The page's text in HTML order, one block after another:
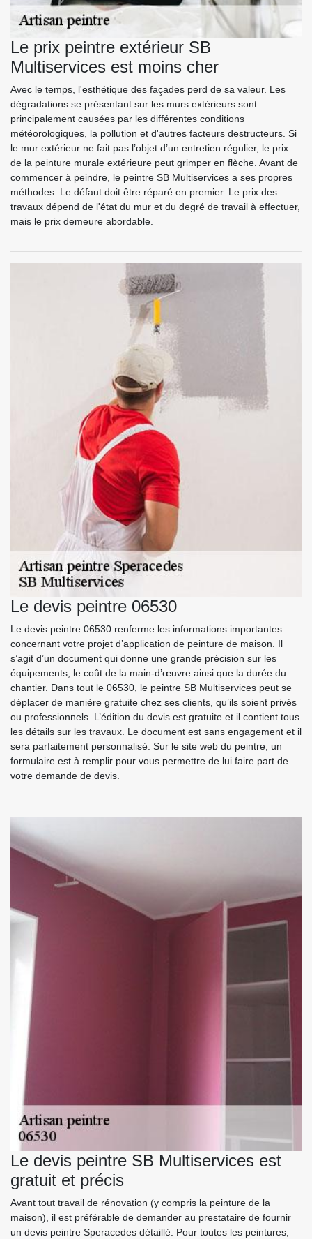
Le prix peintre extérieur SB
Multiservices est moins cher
Avec le temps, l'esthétique des façades perd de sa valeur. Les
dégradations se présentant sur les murs extérieurs sont
principalement causées par les différentes conditions
météorologiques, la pollution et d'autres facteurs destructeurs. Si
le mur extérieur ne fait pas l’objet d’un entretien régulier, le prix
de la peinture murale extérieure peut grimper en flèche. Avant de
commencer à peindre, le peintre SB Multiservices a ses propres
méthodes. Le défaut doit être réparé en premier. Le prix des
travaux dépend de l'état du mur et du degré de travail à effectuer,
mais le prix demeure abordable.
Le devis peintre 06530
Le devis peintre 06530 renferme les informations importantes
concernant votre projet d’application de peinture de maison. Il
s’agit d’un document qui donne une grande précision sur les
équipements, le coût de la main-d’œuvre ainsi que la durée du
chantier. Dans tout le 06530, le peintre SB Multiservices peut se
déplacer de manière gratuite chez ses clients, qu’ils soient privés
ou professionnels. L’édition du devis est gratuite et il contient tous
les détails sur les travaux. Le document est sans engagement et il
sera parfaitement personnalisé. Sur le site web du peintre, un
formulaire est à remplir pour vous permettre de lui faire part de
votre demande de devis.
Le devis peintre SB Multiservices est
gratuit et précis
Avant tout travail de rénovation (y compris la peinture de la
maison), il est préférable de demander au prestataire de fournir
un devis peintre Speracedes détaillé. Pour toutes les peintures,